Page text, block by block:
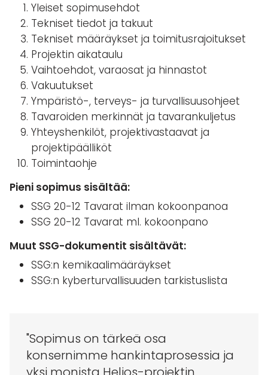
Yleiset sopimusehdot
Tekniset tiedot ja takuut
Tekniset määräykset ja toimitusrajoitukset
Projektin aikataulu
Vaihtoehdot, varaosat ja hinnastot
Vakuutukset
Ympäristö-, terveys- ja turvallisuusohjeet
Tavaroiden merkinnät ja tavarankuljetus
Yhteyshenkilöt, projektivastaavat ja
projektipäälliköt
Toimintaohje
Pieni sopimus sisältää:
SSG 20-12 Tavarat ilman kokoonpanoa
SSG 20-12 Tavarat ml. kokoonpano
Muut SSG-dokumentit sisältävät:
SSG:n kemikaalimääräykset
SSG:n kyberturvallisuuden tarkistuslista
"Sopimus on tärkeä osa
konsernimme hankintaprosessia ja